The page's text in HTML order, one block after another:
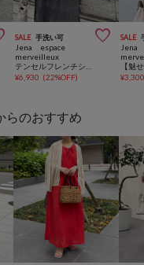
SALE 手洗い可 
Jena espace
merveilleux
¥6,930 (22%OFF)
SALE
Jena
¥
らのおすすめ